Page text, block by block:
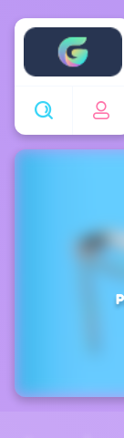
Enjoy4fun